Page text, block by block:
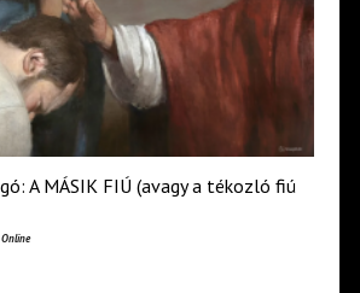
A MÁSIK FIÚ (avagy a tékozló fiú